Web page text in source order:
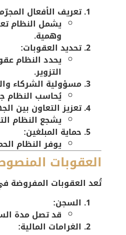
تعريف الأفعال
يشمل النظام
وهمية.
تحديد العقوبات:
يحدد النظام
التزوير.
مسؤولية الشركاء
يُحاسب النظام
تعزيز التعاون بين
يشجع النظام
حماية المبلغين:
يوفر النظام
العقوبات
تُعد العقوبات المفروضة
السجن:
قد تصل مدة
الغرامات المالية: